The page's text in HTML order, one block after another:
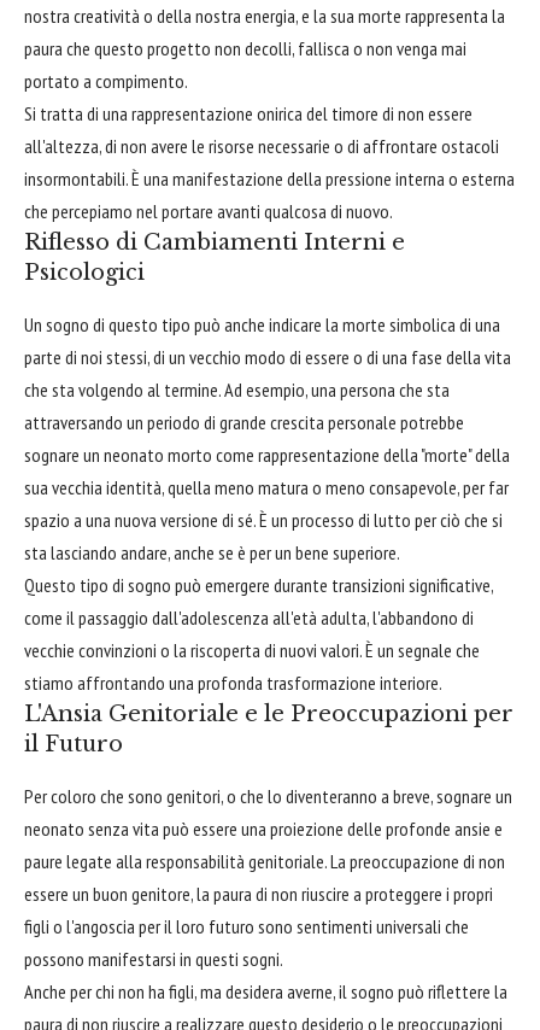
nostra creatività o della nostra energia, e la sua morte rappresenta la
paura che questo progetto non decolli, fallisca o non venga mai
portato a compimento.
Si tratta di una rappresentazione onirica del timore di non essere
all'altezza, di non avere le risorse necessarie o di affrontare ostacoli
insormontabili. È una manifestazione della pressione interna o esterna
che percepiamo nel portare avanti qualcosa di nuovo.
Riflesso di Cambiamenti Interni e
Psicologici
Un sogno di questo tipo può anche indicare la morte simbolica di una
parte di noi stessi, di un vecchio modo di essere o di una fase della vita
che sta volgendo al termine. Ad esempio, una persona che sta
attraversando un periodo di grande crescita personale potrebbe
sognare un neonato morto come rappresentazione della "morte" della
sua vecchia identità, quella meno matura o meno consapevole, per far
spazio a una nuova versione di sé. È un processo di lutto per ciò che si
sta lasciando andare, anche se è per un bene superiore.
Questo tipo di sogno può emergere durante transizioni significative,
come il passaggio dall'adolescenza all'età adulta, l'abbandono di
vecchie convinzioni o la riscoperta di nuovi valori. È un segnale che
stiamo affrontando una profonda trasformazione interiore.
L'Ansia Genitoriale e le Preoccupazioni per
il Futuro
Per coloro che sono genitori, o che lo diventeranno a breve, sognare un
neonato senza vita può essere una proiezione delle profonde ansie e
paure legate alla responsabilità genitoriale. La preoccupazione di non
essere un buon genitore, la paura di non riuscire a proteggere i propri
figli o l'angoscia per il loro futuro sono sentimenti universali che
possono manifestarsi in questi sogni.
Anche per chi non ha figli, ma desidera averne, il sogno può riflettere la
paura di non riuscire a realizzare questo desiderio o le preoccupazioni